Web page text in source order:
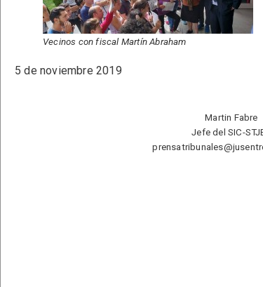
Vecinos con fiscal Martín Abraham
5 de noviembre 2019
Martin Fabre
Jefe del SIC-